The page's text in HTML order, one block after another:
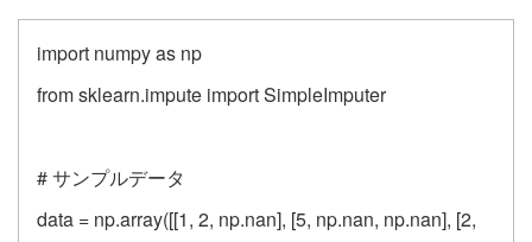
import numpy as np
from sklearn.impute import SimpleImputer
# サンプルデータ
data = np.array([[1, 2, np.nan], [5, np.nan, np.nan], [2,